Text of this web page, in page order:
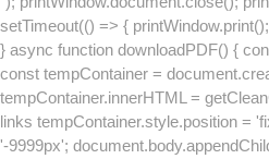
setTimeout(() => {
} async function downloadPDF() {
const tempContainer =
tempContainer.innerHTML =
links tempContainer.style.position =
'-9999px';